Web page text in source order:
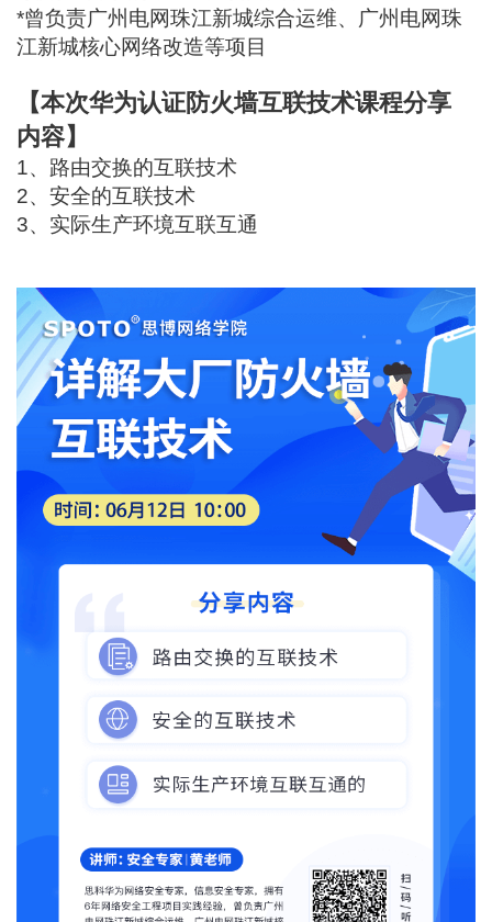
*曾负责广州电网珠江新城综合运维、广州电网珠
江新城核心网络改造等项目
【本次华为认证防火墙互联技术课程分享
内容】
1、路由交换的互联技术
2、安全的互联技术
3、实际生产环境互联互通